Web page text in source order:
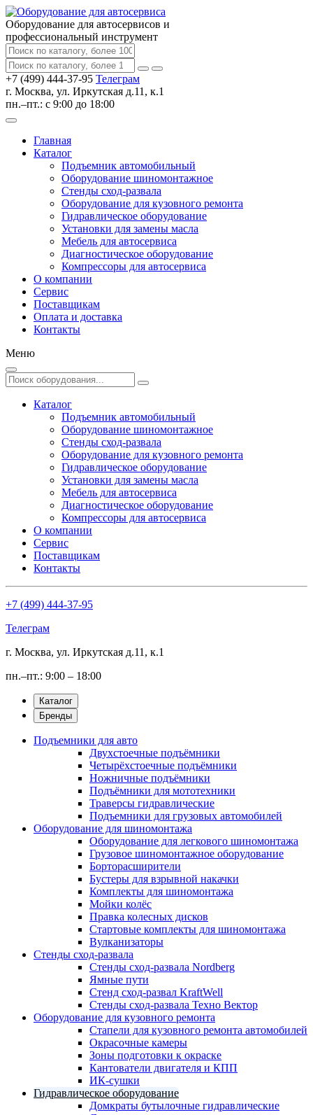
Оборудование для автосервисов и
профессиональный инструмент
+7 (499) 444-37-95 Телеграм
г. Москва, ул. Иркутская д.11, к.1
пн.–пт.: с 9:00 до 18:00
Главная
Каталог
Подъемник автомобильный
Оборудование шиномонтажное
Стенды сход-развала
Оборудование для кузовного ремонта
Гидравлическое оборудование
Установки для замены масла
Мебель для автосервиса
Диагностическое оборудование
Компрессоры для автосервиса
О компании
Сервис
Поставщикам
Оплата и доставка
Контакты
Меню
Каталог
Подъемник автомобильный
Оборудование шиномонтажное
Стенды сход-развала
Оборудование для кузовного ремонта
Гидравлическое оборудование
Установки для замены масла
Мебель для автосервиса
Диагностическое оборудование
Компрессоры для автосервиса
О компании
Сервис
Поставщикам
Контакты
+7 (499) 444-37-95
Телеграм
г. Москва, ул. Иркутская д.11, к.1
пн.–пт.: 9:00 – 18:00
Каталог
Бренды
Подъемники для авто
Двухстоечные подъёмники
Четырёхстоечные подъёмники
Ножничные подъёмники
Подъёмники для мототехники
Траверсы гидравлические
Подъемники для грузовых автомобилей
Оборудование для шиномонтажа
Оборудование для легкового шиномонтажа
Грузовое шиномонтажное оборудование
Борторасширители
Бустеры для взрывной накачки
Комплекты для шиномонтажа
Мойки колёс
Правка колесных дисков
Стартовые комплекты для шиномонтажа
Вулканизаторы
Стенды сход-развала
Стенды сход-развала Nordberg
Ямные пути
Стенд сход-развал KraftWell
Стенды сход-развала Техно Вектор
Оборудование для кузовного ремонта
Стапели для кузовного ремонта автомобилей
Окрасочные камеры
Зоны подготовки к окраске
Кантователи двигателя и КПП
ИК-сушки
Гидравлическое оборудование
Домкраты бутылочные гидравлические